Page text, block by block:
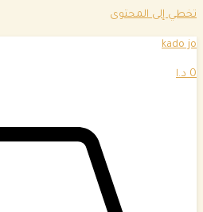
تخطي إلى المحتوى
kado jo
0 د.ا